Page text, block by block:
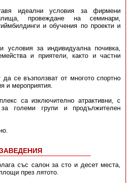
идеални условия за фирмени
провеждане на семинари,
и обучения по проекти и
условия за индивидуална почивка,
и приятели, както и частни
да се възползват от многото спортно
и мероприятия.
са изключително атрактивни, с
големи групи и продължителен
със салон за сто и десет места,
през лятото.